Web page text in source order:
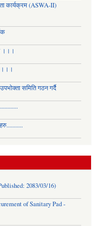
कार्यक्रम (ASWA-II)
।।।
।।।
समिति गठन गर्दै
2083/03/16)
of Sanitary Pad -